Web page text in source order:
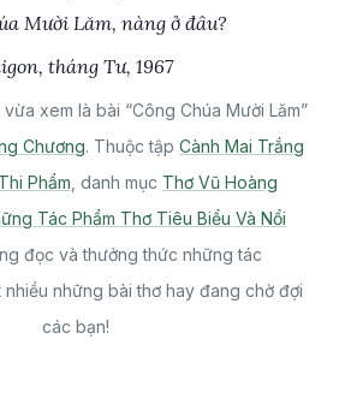
Mười Lăm, nàng ở đâu?
tháng Tư, 1967
xem là bài “Công Chúa Mười Lăm”
Chương. Thuộc tập Cành Mai Trắng
Thi Phẩm , danh mục Thơ Vũ Hoàng
Tác Phẩm Thơ Tiêu Biểu Và Nổi
đọc và thưởng thức những tác
những bài thơ hay đang chờ đợi
các bạn!